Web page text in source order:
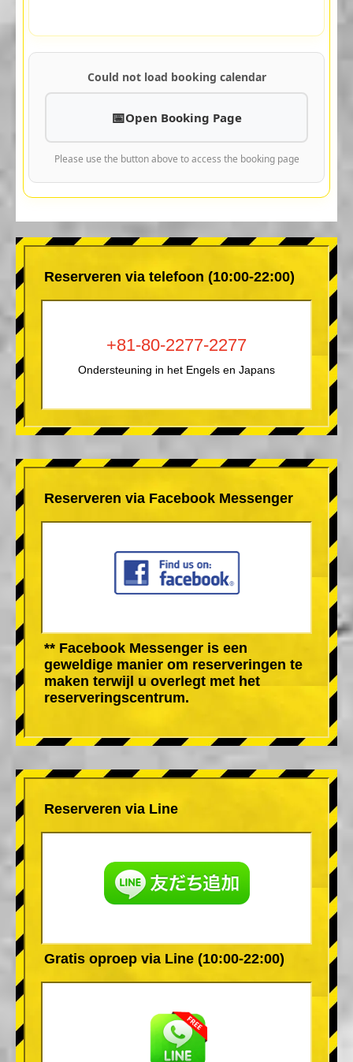
Could not load booking calendar
Open Booking Page
Please use the button above to access the booking page
Reserveren via telefoon (10:00-22:00)
+81-80-2277-2277
Ondersteuning in het Engels en Japans
Reserveren via Facebook Messenger
** Facebook Messenger is een
geweldige manier om reserveringen te
maken terwijl u overlegt met het
reserveringscentrum.
Reserveren via Line
Gratis oproep via Line (10:00-22:00)